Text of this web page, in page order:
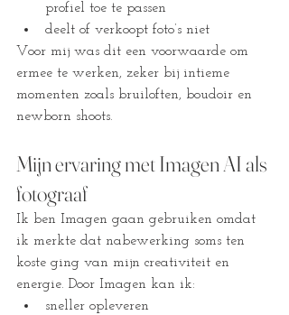
profiel toe te passen
deelt of verkoopt foto’s niet
Voor mij was dit een voorwaarde om
ermee te werken, zeker bij intieme
momenten zoals bruiloften, boudoir en
newborn shoots.
Mijn ervaring met Imagen AI als
fotograaf
Ik ben Imagen gaan gebruiken omdat
ik merkte dat nabewerking soms ten
koste ging van mijn creativiteit en
energie. Door Imagen kan ik:
sneller opleveren